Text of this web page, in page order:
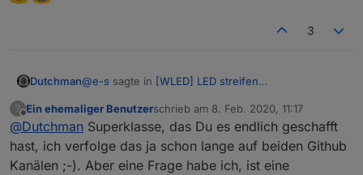
3
Dutchman@e-s sagte in [WLED] LED streifen
Wäre es theoretisch auch möglich, statt den ID
Nummern auch die Namen der Effekte in den
DP zu schreiben?
?
Offline
Ein ehemaliger Benutzerschrieb am 8. Feb. 2020, 11:17
zuletzt editiert von
@Dutchman Superklasse, das Du es endlich geschafft
hast, ich verfolge das ja schon lange auf beiden Github
Kanälen ;-). Aber eine Frage habe ich, ist eine